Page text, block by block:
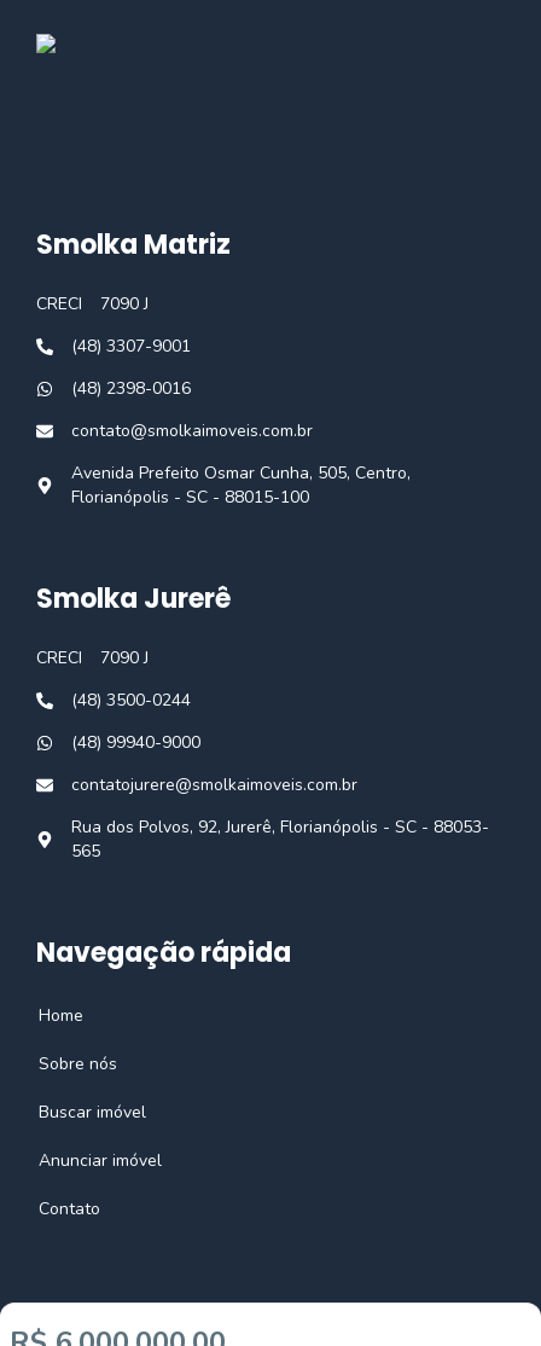
Smolka Matriz
CRECI
7090 J
(48) 3307-9001
(48) 2398-0016
contato@smolkaimoveis.com.br
Avenida Prefeito Osmar Cunha, 505, Centro,
Florianópolis - SC - 88015-100
Smolka Jurerê
CRECI
7090 J
(48) 3500-0244
(48) 99940-9000
contatojurere@smolkaimoveis.com.br
Rua dos Polvos, 92, Jurerê, Florianópolis - SC - 88053-
565
Navegação rápida
Home
Sobre nós
Buscar imóvel
Anunciar imóvel
Contato